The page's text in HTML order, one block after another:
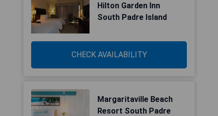
Hilton Garden Inn
South Padre Island
CHECK AVAILABILITY
Margaritaville Beach
Resort South Padre